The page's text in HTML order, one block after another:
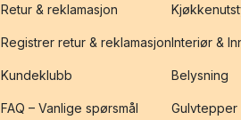
Retur & reklamasjon
Registrer retur & reklamasjon
Kundeklubb
FAQ – Vanlige spørsmål
Interiør &
Belysning
Gulvtepper